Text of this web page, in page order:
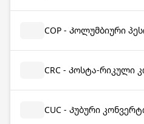
COP - Კოლუმბიური
CRC - Კოსტა-რიკული
CUC - Კუბური